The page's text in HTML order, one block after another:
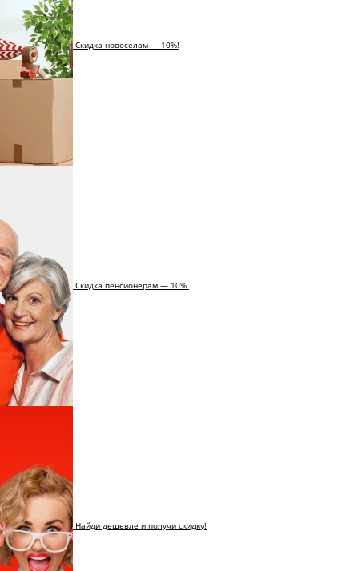
Скидка новоселам — 10%!
Скидка пенсионерам — 10%!
Найди дешевле и получи скидку!